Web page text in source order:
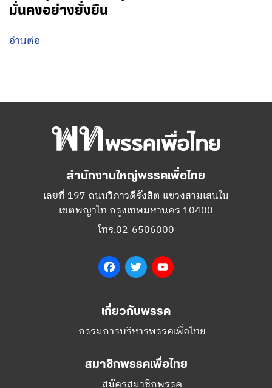
มั่นคงอย่างยั่งยืน
อ่านต่อ
สำนักงานใหญ่พรรคเพื่อไทย
เลขที่ 197 ถนนวิภาวดีรังสิต แขวงสามเสนใน
เขตพญาไท กรุงเทพมหานคร 10400
โทร.02-6506000
FacebookTwitter
เกี่ยวกับพรรค
กรรมการบริหารพรรคเพื่อไทย
สมาชิกพรรคเพื่อไทย
สมัครสมาชิกพรรค